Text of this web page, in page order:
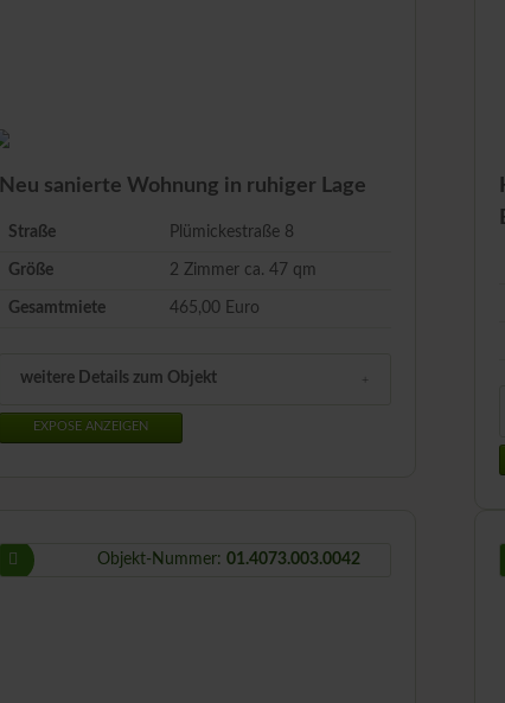
Neu sanierte Wohnung in ruhiger Lage
Straße Plümickestraße 8
Größe 2 Zimmer ca.47 qm
Gesamtmiete 465,00 Euro
weitere Details zum Objekt
EXPOSE ANZEIGEN
Objekt-Nummer:01.4073.003.0042